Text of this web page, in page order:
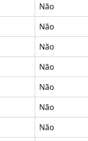
Não
Não
Não
Não
Não
Não
Não